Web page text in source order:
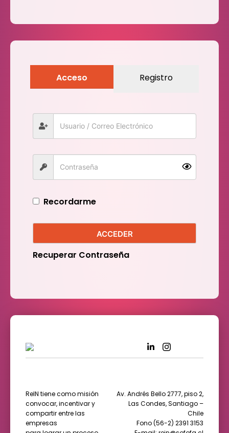
Acceso Registro
Recordarme
ACCEDER
Recuperar Contraseña
ReIN tiene como misión
convocar, incentivar y
compartir entre las
empresas
Av. Andrés Bello 2777, piso 2,
Las Condes, Santiago –
Chile
Fono (56-2) 2391 3153